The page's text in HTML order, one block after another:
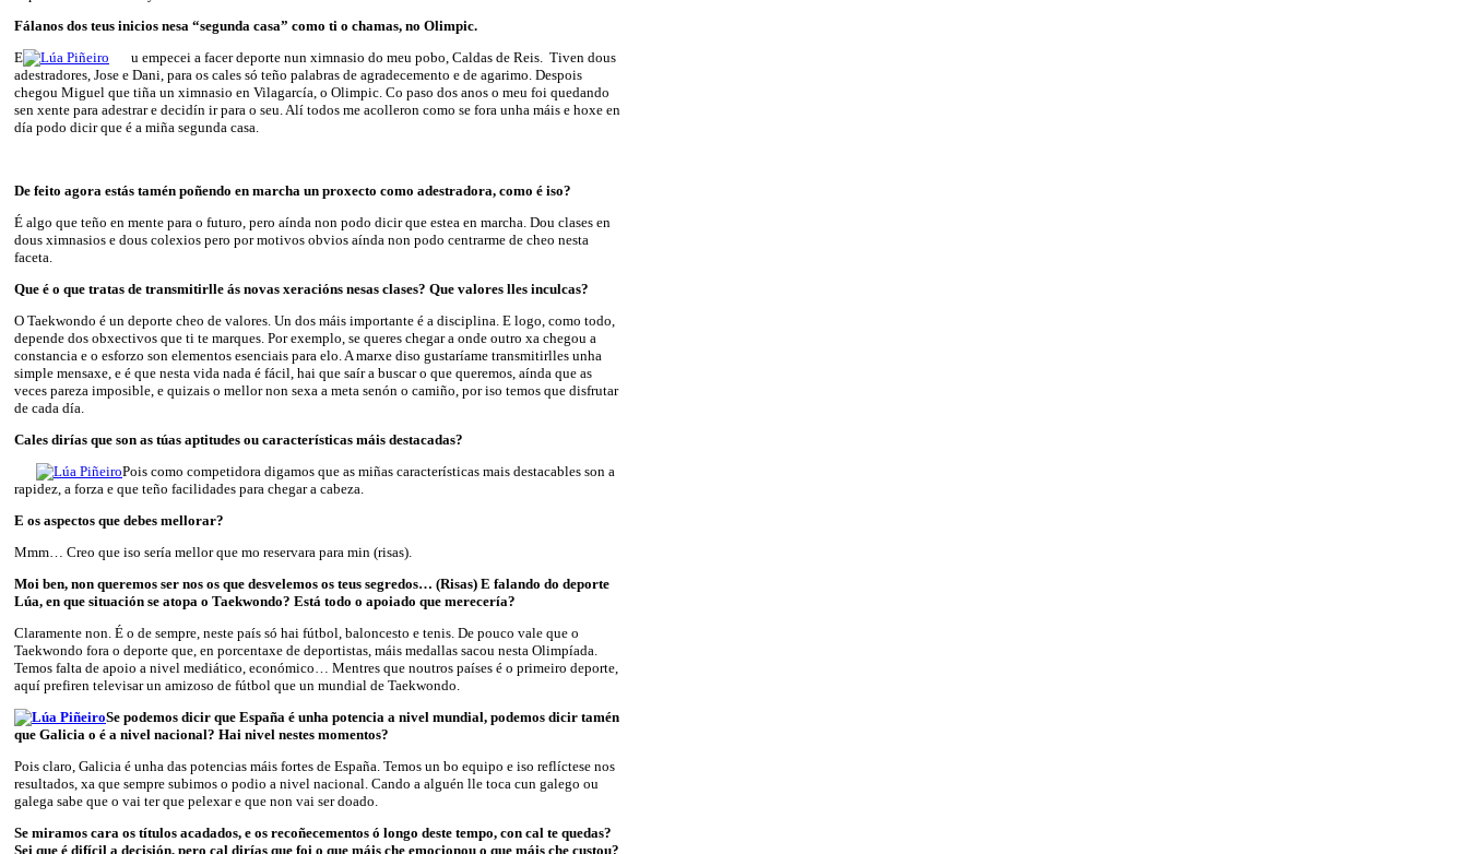
Fálanos dos teus inicios nesa “segunda casa” como ti o chamas, no Olimpic.
E
u empecei a facer deporte nun ximnasio do meu pobo, Caldas de Reis. Tiven dous
adestradores, Jose e Dani, para os cales só teño palabras de agradecemento e de agarimo. Despois
chegou Miguel que tiña un ximnasio en Vilagarcía, o Olimpic. Co paso dos anos o meu foi quedando
sen xente para adestrar e decidín ir para o seu. Alí todos me acolleron como se fora unha máis e hoxe en
día podo dicir que é a miña segunda casa.
De feito agora estás tamén poñendo en marcha un proxecto como adestradora, como é iso?
É algo que teño en mente para o futuro, pero aínda non podo dicir que estea en marcha. Dou clases en
dous ximnasios e dous colexios pero por motivos obvios aínda non podo centrarme de cheo nesta
faceta.
Que é o que tratas de transmitirlle ás novas xeracións nesas clases? Que valores lles inculcas?
O Taekwondo é un deporte cheo de valores. Un dos máis importante é a disciplina. E logo, como todo,
depende dos obxectivos que ti te marques. Por exemplo, se queres chegar a onde outro xa chegou a
constancia e o esforzo son elementos esenciais para elo. A marxe diso gustaríame transmitirlles unha
simple mensaxe, e é que nesta vida nada é fácil, hai que saír a buscar o que queremos, aínda que as
veces pareza imposible, e quizais o mellor non sexa a meta senón o camiño, por iso temos que disfrutar
de cada día.
Cales dirías que son as túas aptitudes ou características máis destacadas?
Pois como competidora digamos que as miñas características mais destacables son a
rapidez, a forza e que teño facilidades para chegar a cabeza.
E os aspectos que debes mellorar?
Mmm… Creo que iso sería mellor que mo reservara para min (risas).
Moi ben, non queremos ser nos os que desvelemos os teus segredos… (Risas) E falando do deporte
Lúa, en que situación se atopa o Taekwondo? Está todo o apoiado que merecería?
Claramente non. É o de sempre, neste país só hai fútbol, baloncesto e tenis. De pouco vale que o
Taekwondo fora o deporte que, en porcentaxe de deportistas, máis medallas sacou nesta Olimpíada.
Temos falta de apoio a nivel mediático, económico… Mentres que noutros países é o primeiro deporte,
aquí prefiren televisar un amizoso de fútbol que un mundial de Taekwondo.
Se podemos dicir que España é unha potencia a nivel mundial, podemos dicir tamén
que Galicia o é a nivel nacional? Hai nivel nestes momentos?
Pois claro, Galicia é unha das potencias máis fortes de España. Temos un bo equipo e iso reflíctese nos
resultados, xa que sempre subimos o podio a nivel nacional. Cando a alguén lle toca cun galego ou
galega sabe que o vai ter que pelexar e que non vai ser doado.
Se miramos cara os títulos acadados, e os recoñecementos ó longo deste tempo, con cal te quedas?
Sei que é difícil a decisión, pero cal dirías que foi o que máis che emocionou o que máis che custou?